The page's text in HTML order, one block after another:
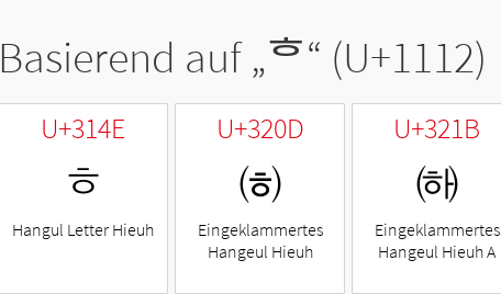
Basierend auf „ᄒ“ (U+1112)
U+314E
ㅎ
Hangul Letter Hieuh
U+320D
㈍
Eingeklammertes
Hangeul Hieuh
U+321B
㈛
Eingeklammertes
Hangeul Hieuh A